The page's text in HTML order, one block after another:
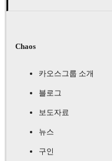
Chaos
카오스그룹 소개
블로그
보도자료
뉴스
구인